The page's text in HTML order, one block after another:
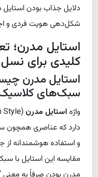
دلایل جذاب بودن استایل
شکل‌دهی هویت فردی و
استایل مدرن؛
کلیدی برای نسل
استایل مدرن
سبک‌های کلاسیک
واژهاستایل مدرن
دارد که عناصری همچون
و استفاده هوشمندانه از
مقایسه این استایل با